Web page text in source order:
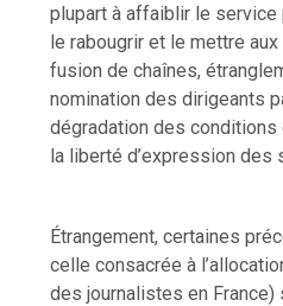
plupart à affaiblir le service
le rabougrir et le mettre
fusion de chaînes,
nomination des dirigeants
dégradation des
la liberté d’expression des
Étrangement, certaines
celle consacrée à
des journalistes en France)